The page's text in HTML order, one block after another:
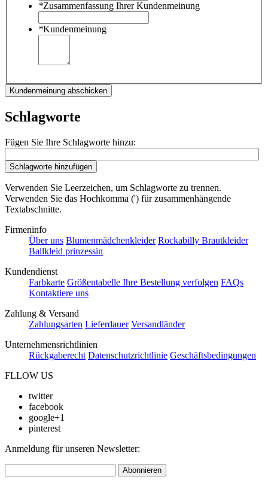
*Zusammenfassung Ihrer Kundenmeinung
*Kundenmeinung
Kundenmeinung abschicken
Schlagworte
Fügen Sie Ihre Schlagworte hinzu:
Schlagworte hinzufügen
Verwenden Sie Leerzeichen, um Schlagworte zu trennen.
Verwenden Sie das Hochkomma (') für zusammenhängende
Textabschnitte.
Firmeninfo
Über uns Blumenmädchenkleider Rockabilly Brautkleider
Ballkleid prinzessin
Kundendienst
Farbkarte Größentabelle Ihre Bestellung verfolgen FAQs
Kontaktiere uns
Zahlung & Versand
Zahlungsarten Lieferdauer Versandländer
Unternehmensrichtlinien
Rückgaberecht Datenschutzrichtlinie Geschäftsbedingungen
FLLOW US
twitter
facebook
google+1
pinterest
Anmeldung für unseren Newsletter:
Abonnieren